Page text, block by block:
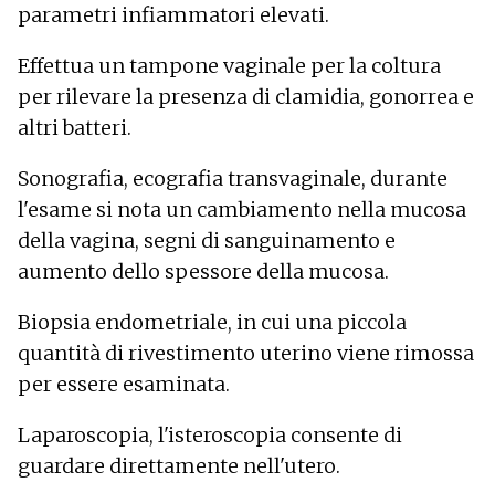
parametri infiammatori elevati.
Effettua un tampone vaginale per la coltura
per rilevare la presenza di clamidia, gonorrea e
altri batteri.
Sonografia, ecografia transvaginale, durante
l'esame si nota un cambiamento nella mucosa
della vagina, segni di sanguinamento e
aumento dello spessore della mucosa.
Biopsia endometriale, in cui una piccola
quantità di rivestimento uterino viene rimossa
per essere esaminata.
Laparoscopia, l'isteroscopia consente di
guardare direttamente nell'utero.